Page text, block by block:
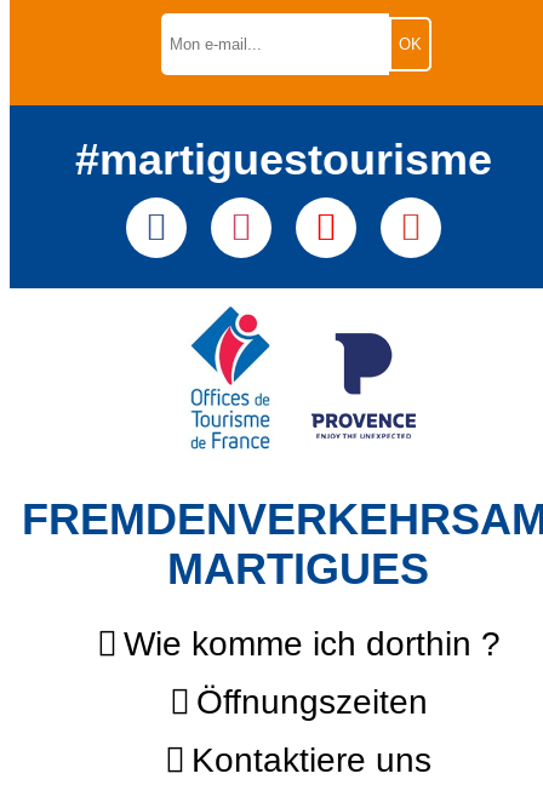
#martiguestourisme
MARTIGUES
Wie komme ich dorthin ?
Öffnungszeiten
Kontaktiere uns